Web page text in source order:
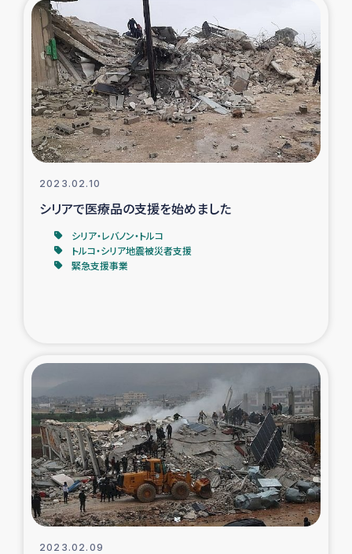
スリランカ南部洪水被災者支援
スリランカの南北女性をつなぐサリー・リサイクル・プロ
ジェクト
復興支援事業
民際教育事業
ガザ人道支援
ミャンマー緊急支援
タイ国境ミャンマー移民子ども支援
漁民によるマングローブ植林活動
レバノンでのシリア難民への食糧・越冬支援
レバノンにおける緊急支援
2023.02.10
シリアで医療品の支援を始めました
シリア・レバノン・トルコ
トルコ・シリア地震被災者支援
緊急支援事業
2023.02.09